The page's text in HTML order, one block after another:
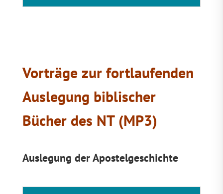
Vorträge zur fortlaufenden
Auslegung biblischer
Bücher des NT (MP3)
Auslegung der Apostelgeschichte